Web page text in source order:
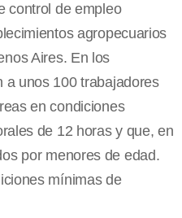
control de empleo
agropecuarios
Aires. En los
a unos 100 trabajadores
en condiciones
de 12 horas y que, en
por menores de edad.
mínimas de